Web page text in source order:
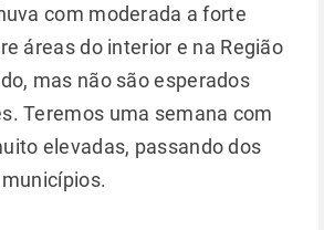
com moderada a forte
áreas do interior e na Região
mas não são esperados
Teremos uma semana com
elevadas, passando dos